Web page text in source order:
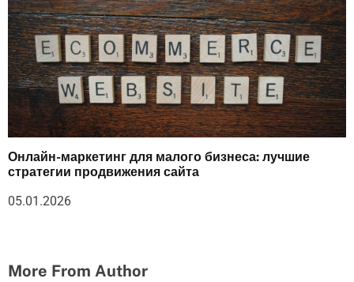
Онлайн-маркетинг для малого бизнеса: лучшие
стратегии продвижения сайта
05.01.2026
More From Author